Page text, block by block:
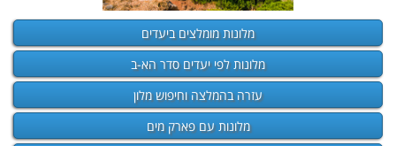
מלונות מומלצים ביעדים
מלונות לפי יעדים סדר הא-ב
עזרה בהמלצה וחיפוש מלון
מלונות עם פארק מים